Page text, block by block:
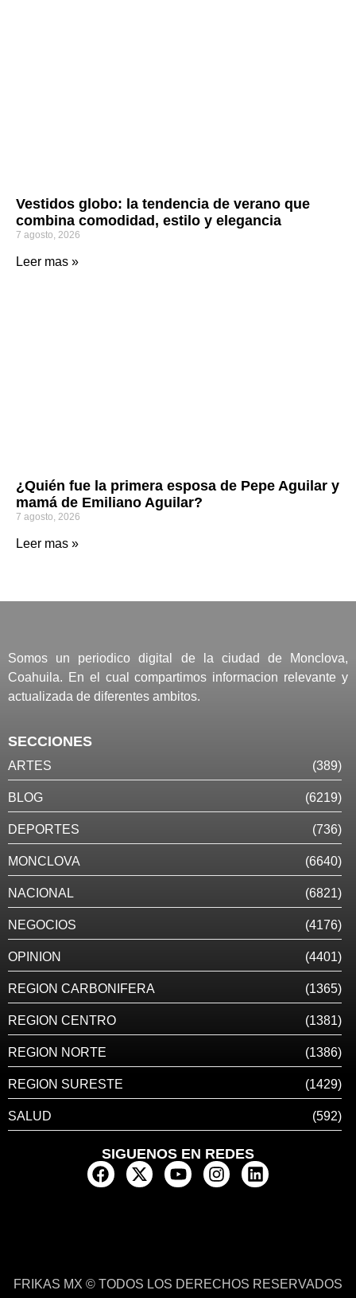
Vestidos globo: la tendencia de verano que
combina comodidad, estilo y elegancia
7 agosto, 2026
Leer mas »
¿Quién fue la primera esposa de Pepe Aguilar y
mamá de Emiliano Aguilar?
7 agosto, 2026
Leer mas »
Somos un periodico digital de la ciudad de Monclova,
Coahuila. En el cual compartimos informacion relevante y
actualizada de diferentes ambitos.
SECCIONES
ARTES (389)
BLOG (6219)
DEPORTES (736)
MONCLOVA (6640)
NACIONAL (6821)
NEGOCIOS (4176)
OPINION (4401)
REGION CARBONIFERA (1365)
REGION CENTRO (1381)
REGION NORTE (1386)
REGION SURESTE (1429)
SALUD (592)
SIGUENOS EN REDES
FRIKAS MX © TODOS LOS DERECHOS RESERVADOS